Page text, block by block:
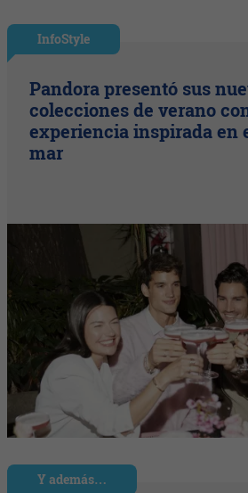
InfoStyle
Pandora presentó sus
colecciones de verano
experiencia inspirada en
mar
Y además…